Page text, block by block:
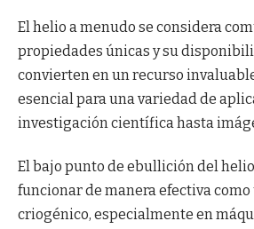
El helio a menudo se considera
propiedades únicas y su
convierten en un recurso
esencial para una variedad de
investigación científica hasta
El bajo punto de ebullición del
funcionar de manera efectiva
criogénico, especialmente en